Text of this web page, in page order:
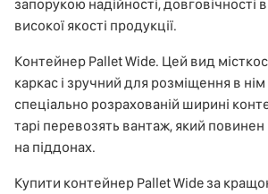
запорукою надійності, довговічності
високої якості продукції.
Контейнер Pallet Wide. Цей вид
каркас і зручний для розміщення в
спеціально розрахованій ширині
тарі перевозять вантаж, який
на піддонах.
Купити контейнер Pallet Wide за